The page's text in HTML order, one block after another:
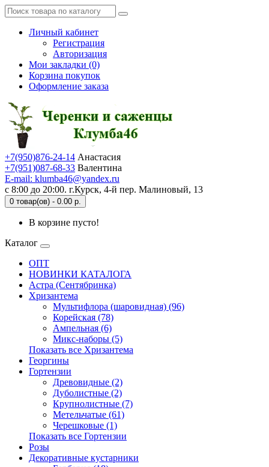
Личный кабинет
Регистрация
Авторизация
Мои закладки (0)
Корзина покупок
Оформление заказа
+7(950)876-24-14 Анастасия
+7(951)087-68-33 Валентина
E-mail: klumba46@yandex.ru
с 8:00 до 20:00. г.Курск, 4-й пер. Малиновый, 13
0 товар(ов) - 0.00 р.
В корзине пусто!
Каталог
ОПТ
НОВИНКИ КАТАЛОГА
Астра (Сентябринка)
Хризантема
Мультифлора (шаровидная) (96)
Корейская (78)
Ампельная (6)
Микс-наборы (5)
Показать все Хризантема
Георгины
Гортензии
Древовидные (2)
Дуболистные (2)
Крупнолистные (7)
Метельчатые (61)
Черешковые (1)
Показать все Гортензии
Розы
Декоративные кустарники